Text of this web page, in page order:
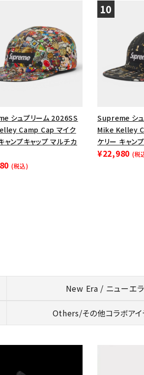
シュプリーム 2026SS
Camp Cap マイク
ャンプキャップ マルチカ
(税込)
Supreme シ
Mike Kelley
ケリー キャン
¥22,980 (税
New Era / ニューエラ
Others/その他コラボア